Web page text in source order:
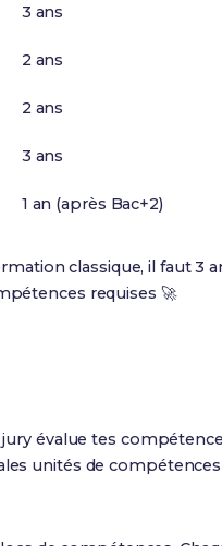
3 ans
2 ans
2 ans
3 ans
1 an (après Bac+2)
classique, il faut 3
requises 🚀
évalue tes
unités de